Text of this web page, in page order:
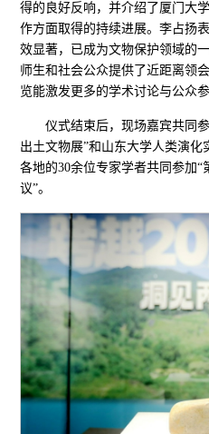
得的良好反响，并介绍了厦门大
作方面取得的持续进展。李占扬
效显著，已成为文物保护领域的
师生和社会公众提供了近距离领
览能激发更多的学术讨论与公众参
仪式结束后，现场嘉宾共同
出土文物展”和山东大学人类演化
各地的30余位专家学者共同参加
议”。